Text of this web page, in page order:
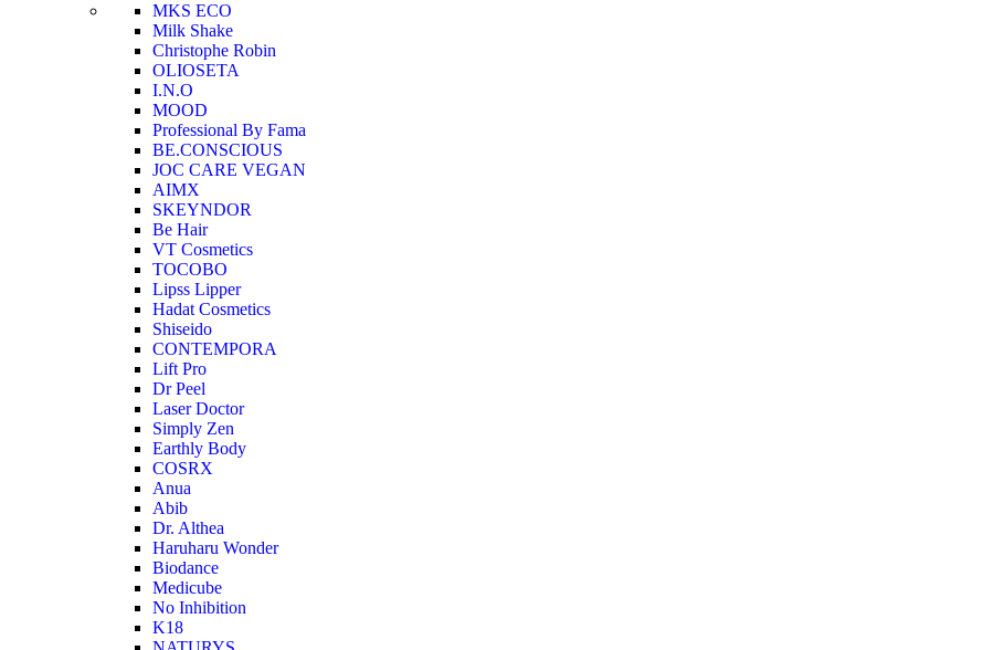
MKS ECO
Milk Shake
Christophe Robin
OLIOSETA
I.N.O
MOOD
Professional By Fama
BE.CONSCIOUS
JOC CARE VEGAN
AIMX
SKEYNDOR
Be Hair
VT Cosmetics
TOCOBO
Lipss Lipper
Hadat Cosmetics
Shiseido
CONTEMPORA
Lift Pro
Dr Peel
Laser Doctor
Simply Zen
Earthly Body
COSRX
Anua
Abib
Dr. Althea
Haruharu Wonder
Biodance
Medicube
No Inhibition
K18